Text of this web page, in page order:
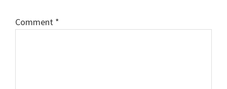
Comment *